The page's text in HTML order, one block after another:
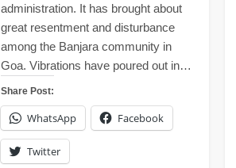
administration. It has brought about
great resentment and disturbance
among the Banjara community in
Goa. Vibrations have poured out in…
Share Post:
WhatsApp Facebook
Twitter